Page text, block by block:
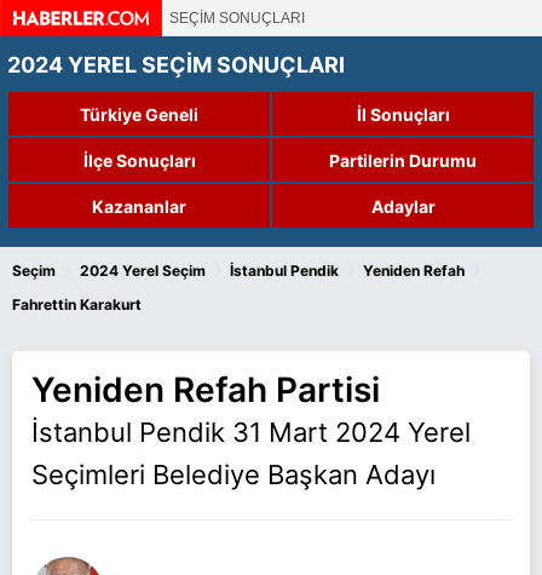
SEÇİM SONUÇLARI
2024 YEREL SEÇİM SONUÇLARI
Türkiye Geneli İl Sonuçları
İlçe Sonuçları Partilerin Durumu
Kazananlar Adaylar
Seçim 2024 Yerel Seçim İstanbul Pendik Yeniden Refah
Fahrettin Karakurt
Yeniden Refah Partisi
İstanbul Pendik 31 Mart 2024 Yerel
Seçimleri Belediye Başkan Adayı